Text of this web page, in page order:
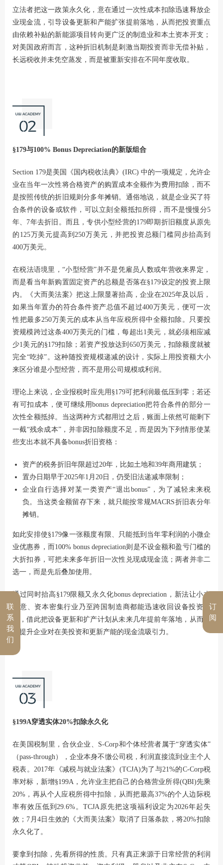
立法者把这一政策永久化，意在通过一次性成本扣除迅速释放企
业现金流，引导设备更新和产能扩张提前落地，从而把投资重点
由依赖补贴的新能源项目转向更广泛的制造业和本土资本开支；
对美国政府而言，这种折旧机制是刺激当期投资而非无偿补贴，
长远税收并未凭空蒸发，而是被重新安排在不同年度收取。
§179与100% Bonus Depreciation的新版组合
Section 179是美国《国内税收法典》(IRC) 中的一项规定，允许企
业在当年一次性将合格资产的购置成本全额作为费用扣除，而不
是按照传统的折旧规则分多年摊销。通俗地说，就是企业买了符
合条件的设备或软件，可以立刻全额抵扣所得，而不是慢慢分5
年、7年去折旧。而且，专供小型经营的179即期折旧额度从原先
的125万美元提高到250万美元，并把投资总额门槛同步抬高到
400万美元。
在税法语境里，“小型经营”并不是凭雇员人数或年营收来界定，
而是看当年新购置固定资产的总额是否落在§179设定的投资上限
内。《大而美法案》把这上限显著抬高，企业在2025年及以后，
如果当年置办的符合条件资产总值不超过400万美元，便可一次
性把最多250万美元的成本从当年应税所得中全额扣除。只要投
资规模跨过这条400万美元的门槛，每超出1美元，就必须相应减
少1美元的§179扣除；若资产投放达到650万美元，扣除额度就被
完全“吃掉”。这种随投资规模递减的设计，实际上用投资额大小
来区分谁是小型经营，而不是用公司规模或利润。
理论上来说，企业报税时应先用§179可把利润最低压到零；若还
有可扣成本，便可继续用bonus depreciation把符合条件的部分一
次性全额抵掉。当这两种方式都用过之后，账面上依然可能剩下
一截“残余成本”，并非因扣除额度不足，而是因为下列情形使某
些支出本就不具备bonus折旧资格：
资产的税务折旧年限超过20年，比如土地和39年商用建筑；
置办日期早于2025年1月20日，仍受旧法递减率限制；
企业自行选择对某一类资产“退出bonus”，为了减轻未来税
负。当这类金额留存下来，就只能按常规MACRS折旧表分年
摊销。
如此安排使§179像一张额度有限、只能抵到当年零利润的小微企
业优惠券，而100% bonus depreciation则是不设金额和盈亏门槛的
大折扣券，可把未来多年折旧一次性兑现成现金流；两者并非二
选一，而是先后叠加使用。
通过同时抬高§179限额又永久化bonus depreciation，新法让小本
生意、资本密集行业乃至跨国制造商都能迅速收回设备投资成
本，借此把设备更新和扩产计划从未来几年提前年落地，从而整
体提升企业对在美投资和更新产能的现金流吸引力。
§199A穿透实体20%扣除永久化
在美国税制里，合伙企业、S-Corp和个体经营者属于“穿透实体”
（pass-through），企业本身不缴公司税，利润直接流到业主个人
税表。2017年《减税与就业法案》(TCJA)为了与21%的C-Corp税
率对标，新增§199A，允许业主把自己的合格营业所得(QBI)先乘
20%，再从个人应税所得中扣除，从而把最高37%的个人边际税
率有效压低到29.6%。TCJA原先把这项福利设定为2026年起失
效；7月4日生效的《大而美法案》取消了日落条款，将20%扣除
永久化了。
要拿到扣除，先看所得的性质。只有真正来源于日常经营的利润
订
阅
联
系
我
们